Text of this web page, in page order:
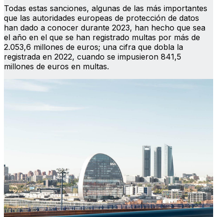
Todas estas sanciones, algunas de las más importantes
que las autoridades europeas de protección de datos
han dado a conocer durante 2023, han hecho que sea
el año en el que se han registrado multas por más de
2.053,6 millones de euros; una cifra que dobla la
registrada en 2022, cuando se impusieron 841,5
millones de euros en multas.